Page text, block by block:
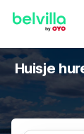
Huisje